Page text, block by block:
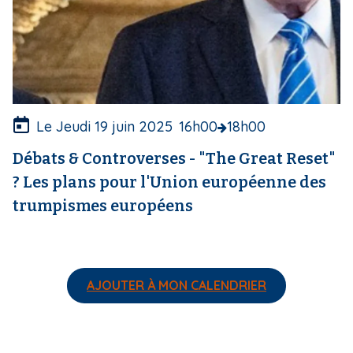
v
e
r
t
u
r
e
Le Jeudi 19 juin 2025 16h00 18h00
Débats & Controverses - "The Great Reset"
? Les plans pour l'Union européenne des
trumpismes européens
AJOUTER À MON CALENDRIER